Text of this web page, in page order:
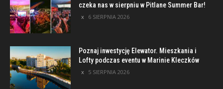
czeka nas w sierpniu w Pitlane Summer Bar!
6 SIERPNIA 2026
Poznaj inwestycję Elewator. Mieszkania i
Lofty podczas eventu w Marinie Kleczków
5 SIERPNIA 2026